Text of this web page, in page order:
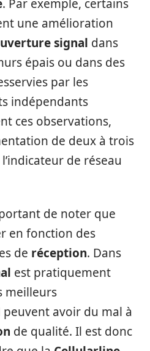
. Par exemple, certains
une amélioration
signal dans
épais ou dans des
par les
indépendants
ces observations,
de deux à trois
de réseau
de noter que
en fonction des
de réception. Dans
est pratiquement
meilleurs
peuvent avoir du mal à
de qualité. Il est donc